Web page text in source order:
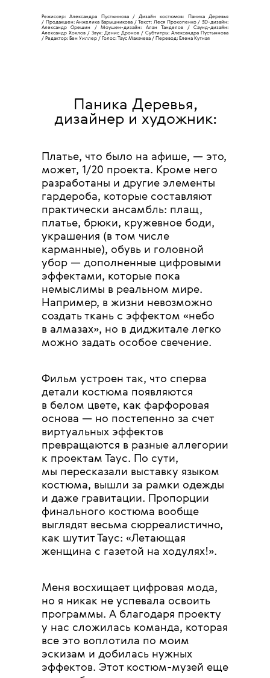
Режиссер: Александра Пустыннова /
Дизайн костюмов: Паника Деревья
/ Продакшен: Анжелика Барышникова /Текст: Леся Прокопенко /3D-дизайн:
Александр Орешин /Моушен-дизайн: Алан Танделов /Саунд-дизайн:
Александр Хохлов / Звук: Денис Дронов / Субтитры: Александра Пустыннова
/ Редактор: Бен Уиллер / Голос: Таус Махачева / Перевод: Елена Кутная
Паника Деревья,
дизайнер и художник:
Платье, что было на афише, — это,
может, 1/20 проекта. Кроме него
разработаны и другие элементы
гардероба, которые составляют
практически ансамбль: плащ,
платье, брюки, кружевное боди,
украшения (в том числе
карманные), обувь и головной
убор — дополненные цифровыми
эффектами, которые пока
немыслимы в реальном мире.
Например, в жизни невозможно
создать ткань с эффектом «небо
в алмазах», но в диджитале легко
можно задать особое свечение.
Фильм устроен так, что сперва
детали костюма появляются
в белом цвете, как фарфоровая
основа — но постепенно за счет
виртуальных эффектов
превращаются в разные аллегории
к проектам Таус. По сути,
мы пересказали выставку языком
костюма, вышли за рамки одежды
и даже гравитации. Пропорции
финального костюма вообще
выглядят весьма сюрреалистично,
как шутит Таус: «Летающая
женщина с газетой на ходулях!».
Меня восхищает цифровая мода,
но я никак не успевала освоить
программы. А благодаря проекту
у нас сложилась команда, которая
все это воплотила по моим
эскизам и добилась нужных
эффектов. Этот костюм-музей еще